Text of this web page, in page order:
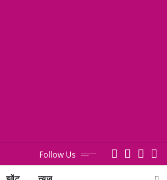
Follow Us